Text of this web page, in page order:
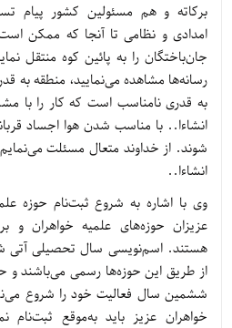
برکاته و هم مسئولین کشور پیام
امدادی و نظامی تا آنجا که ممکن
جان‌باختگان را به پائین کوه منتقل
رسانه‌ها مشاهده می‌نمایید، منطقه به
به قدری نامناسب است که کار را با
انشاءا.. با مناسب شدن هوا اجساد
شوند. از خداوند متعال مسئلت می‌نمایم
انشاءا..
وی با اشاره به شروع ثبت‌نام حوزه
عزیزان حوزه‌های علمیه خواهران و
هستند. اسم‌نویسی سال تحصیلی آتی
از طریق این حوزه‌ها رسمی می‌باشند و
ششمین سال فعالیت خود را شروع
خواهران عزیز باید به‌موقع ثبت‌نام